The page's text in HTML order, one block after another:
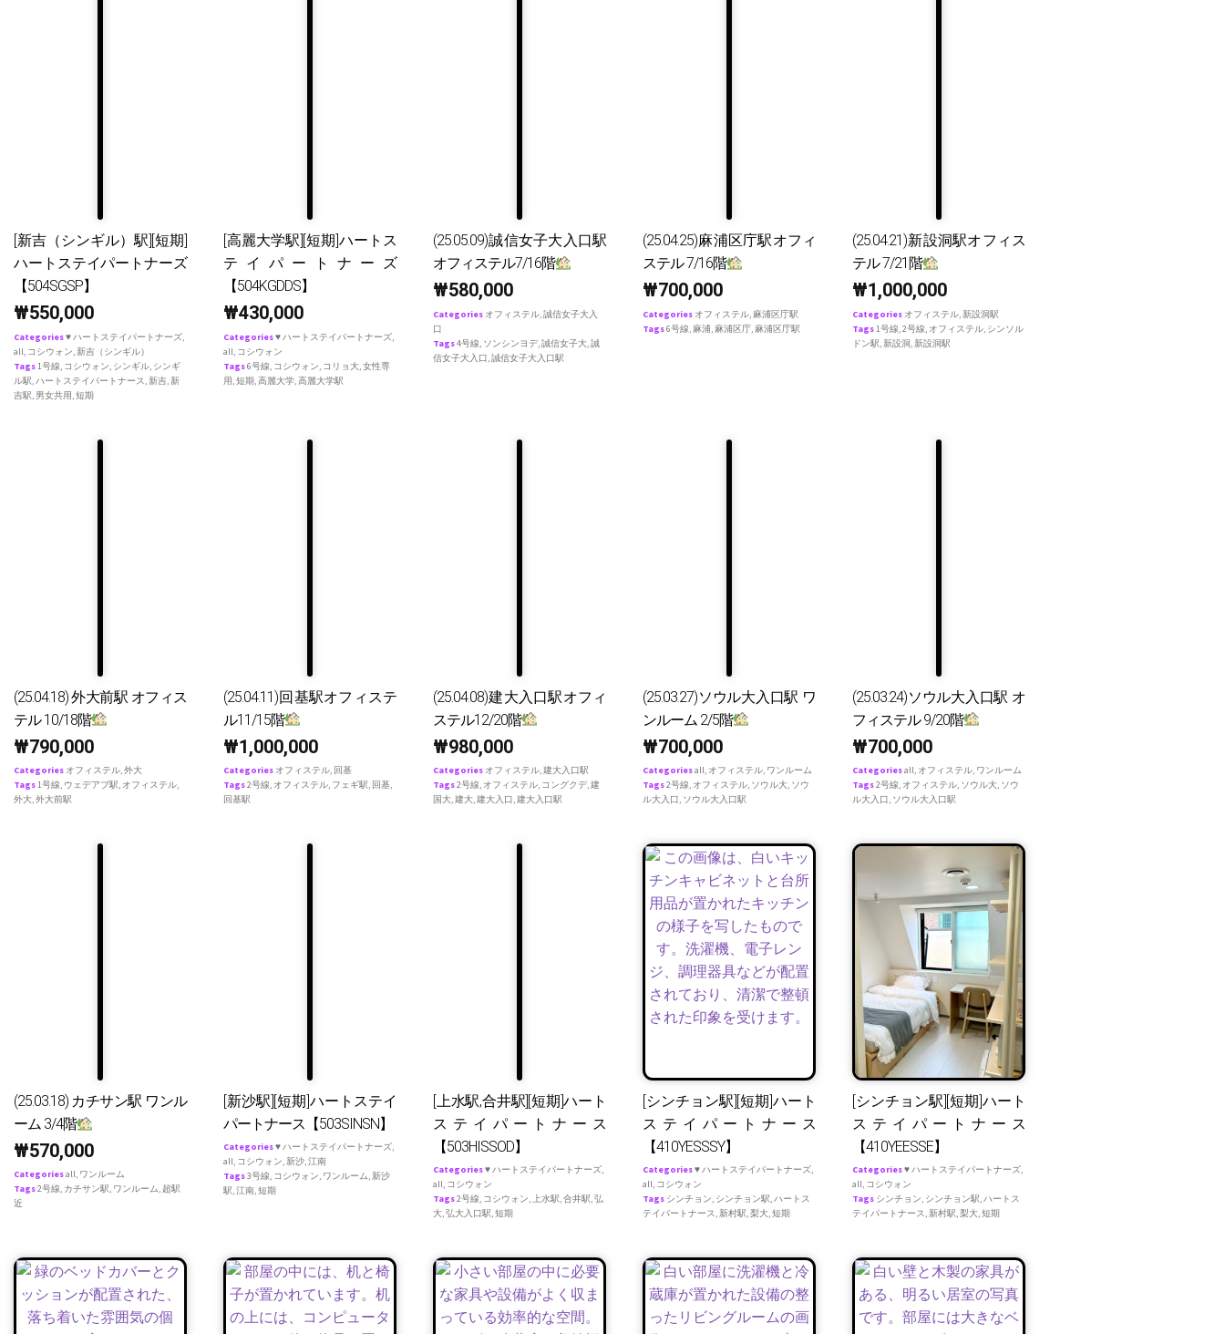
[新吉（シンギル）駅][短期]
ハートステイパートナーズ
【504SGSP】
₩550,000
Categories♥ ハートステイパートナーズ,
all, コシウォン,新吉（シンギル）
Tags1号線, コシウォン, シンギル, シンギ
ル駅,ハートステイパートナース,新吉,新
吉駅, 男女共用,短期
[高麗大学駅][短期]ハートス
テイパートナーズ
【504KGDDS】
₩430,000
Categories♥ ハートステイパートナーズ,
all, コシウォン
Tags6号線, コシウォン, コリョ大,女性専
用,短期,高麗大学,高麗大学駅
(25.05.09)誠信女子大入口駅
オフィステル7/16階
₩580,000
Categories オフィステル,誠信女子大入
口
Tags4号線, ソンシンヨデ,誠信女子大,誠
信女子大入口,誠信女子大入口駅
(25.04.25)麻浦区庁駅オフィ
ステル 7/16階
₩700,000
Categories オフィステル, 麻浦区庁駅
Tags6号線, 麻浦, 麻浦区庁, 麻浦区庁駅
(25.04.21)新設洞駅オフィス
テル 7/21階
₩1,000,000
Categories オフィステル,新設洞駅
Tags1号線,2号線, オフィステル, シンソル
ドン駅,新設洞,新設洞駅
(25.04.18) 外大前駅 オフィス
テル 10/18階
₩790,000
Categories オフィステル,外大
Tags1号線, ウェデアプ駅, オフィステル,
外大,外大前駅
(25.04.11)回基駅オフィステ
ル11/15階
₩1,000,000
Categories オフィステル, 回基
Tags2号線, オフィステル, フェギ駅, 回基,
回基駅
(25.04.08)建大入口駅オフィ
ステル12/20階
₩980,000
Categories オフィステル,建大入口駅
Tags2号線, オフィステル, コングクデ,建
国大,建大,建大入口,建大入口駅
(25.03.27)ソウル大入口駅 ワ
ンルーム 2/5階
₩700,000
Categoriesall, オフィステル, ワンルーム
Tags2号線, オフィステル, ソウル大, ソウ
ル大入口, ソウル大入口駅
(25.03.24)ソウル大入口駅 オ
フィステル 9/20階
₩700,000
Categoriesall, オフィステル, ワンルーム
Tags2号線, オフィステル, ソウル大, ソウ
ル大入口, ソウル大入口駅
(25.03.18) カチサン駅 ワンル
ーム 3/4階
₩570,000
Categoriesall, ワンルーム
Tags2号線, カチサン駅, ワンルーム, 超駅
近
[新沙駅][短期]ハートステイ
パートナース【503SINSN】
Categories♥ ハートステイパートナーズ,
all, コシウォン,新沙,江南
Tags3号線, コシウォン, ワンルーム,新沙
駅,江南,短期
[上水駅,合井駅][短期]ハート
ステイパートナース
【503HISSOD】
Categories♥ ハートステイパートナーズ,
all, コシウォン
Tags2号線, コシウォン, 上水駅,合井駅,弘
大,弘大入口駅,短期
[シンチョン駅][短期]ハート
ステイパートナース
【410YESSSY】
Categories♥ ハートステイパートナーズ,
all, コシウォン
Tags シンチョン, シンチョン駅,ハートス
テイパートナース,新村駅,梨大,短期
[シンチョン駅][短期]ハート
ステイパートナース
【410YEESSE】
Categories♥ ハートステイパートナーズ,
all, コシウォン
Tags シンチョン, シンチョン駅,ハートス
テイパートナース,新村駅,梨大,短期